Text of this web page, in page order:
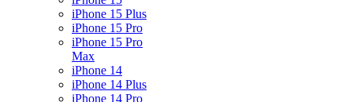
iPhone 15 Plus
iPhone 15 Pro
iPhone 15 Pro
Max
iPhone 14
iPhone 14 Plus
iPhone 14 Pro